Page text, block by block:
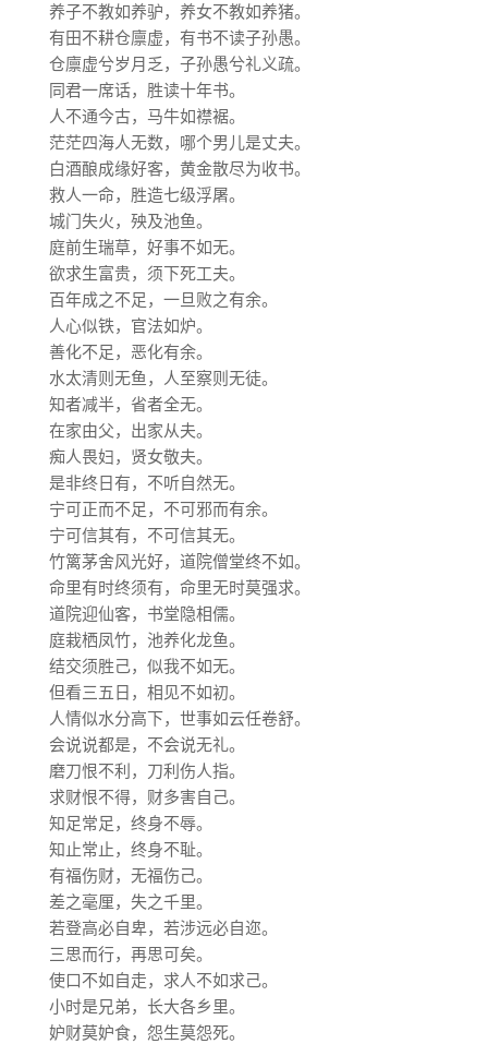
养子不教如养驴，养女不教如养猪。
有田不耕仓廪虚，有书不读子孙愚。
仓廪虚兮岁月乏，子孙愚兮礼义疏。
同君一席话，胜读十年书。
人不通今古，马牛如襟裾。
茫茫四海人无数，哪个男儿是丈夫。
白酒酿成缘好客，黄金散尽为收书。
救人一命，胜造七级浮屠。
城门失火，殃及池鱼。
庭前生瑞草，好事不如无。
欲求生富贵，须下死工夫。
百年成之不足，一旦败之有余。
人心似铁，官法如炉。
善化不足，恶化有余。
水太清则无鱼，人至察则无徒。
知者减半，省者全无。
在家由父，出家从夫。
痴人畏妇，贤女敬夫。
是非终日有，不听自然无。
宁可正而不足，不可邪而有余。
宁可信其有，不可信其无。
竹篱茅舍风光好，道院僧堂终不如。
命里有时终须有，命里无时莫强求。
道院迎仙客，书堂隐相儒。
庭栽栖凤竹，池养化龙鱼。
结交须胜己，似我不如无。
但看三五日，相见不如初。
人情似水分高下，世事如云任卷舒。
会说说都是，不会说无礼。
磨刀恨不利，刀利伤人指。
求财恨不得，财多害自己。
知足常足，终身不辱。
知止常止，终身不耻。
有福伤财，无福伤己。
差之毫厘，失之千里。
若登高必自卑，若涉远必自迩。
三思而行，再思可矣。
使口不如自走，求人不如求己。
小时是兄弟，长大各乡里。
妒财莫妒食，怨生莫怨死。